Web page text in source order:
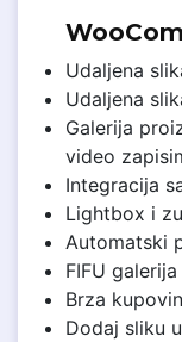
Udaljena
Udaljena
Galerija
video
Integracija
Lightbox i
Automatski
FIFU
Brza
Dodaj sliku